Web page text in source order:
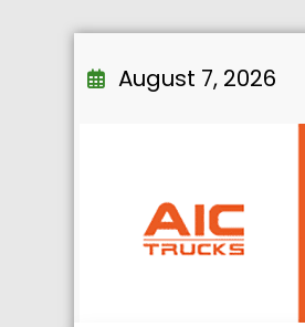
to
August 7, 2026